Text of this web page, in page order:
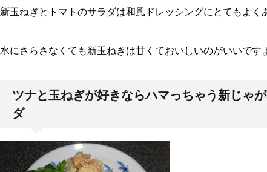
新玉ねぎとトマトのサラダは和風ドレッシングにとてもよく
水にさらさなくても新玉ねぎは甘くておいしいのがいいです
ツナと玉ねぎが好きならハマっちゃう新じゃ
ダ